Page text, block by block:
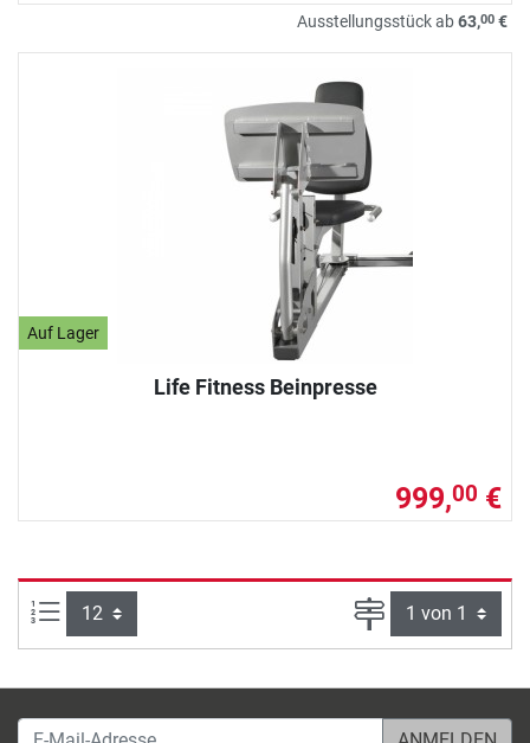
Ausstellungsstück ab63,00 €
Auf Lager
Life Fitness Beinpresse
999,00 €
Artikel pro Seite: Seite
E-Mail-Adresse